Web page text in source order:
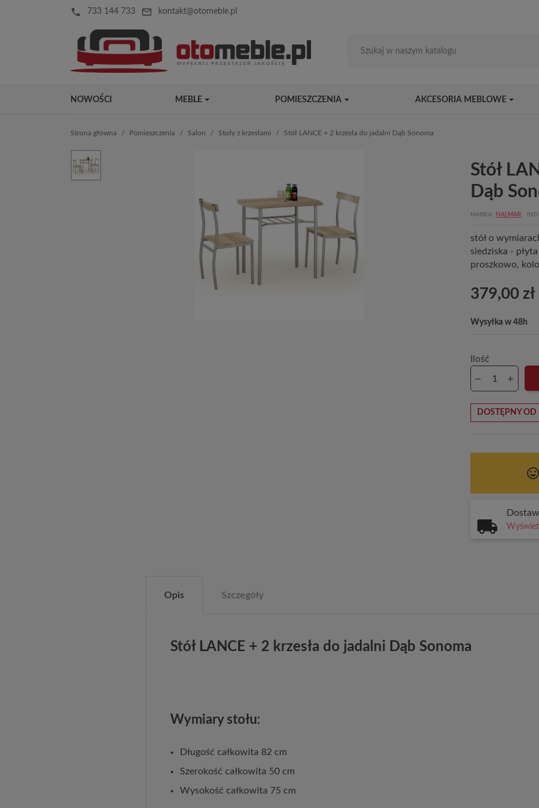
local_phone 733 144 733 mail_outline kontakt@otomeble.pl
NOWOŚCI MEBLE POMIESZCZENIA AKCESORIA MEBLOWE
Strona główna Pomieszczenia Salon Stoły z krzesłami Stół LANCE + 2 krzesła do jadalni Dąb Sonoma
Stół
Dąb
MARKA HALMAR
stół o
siedziska -
proszkowo,
379,00 zł
Wysyłka w 48h
Ilość
DOSTĘPNY
Opis Szczegóły
Stół LANCE + 2 krzesła do jadalni Dąb Sonoma
Wymiary stołu:
Długość całkowita 82 cm
Szerokość całkowita 50 cm
Wysokość całkowita 75 cm